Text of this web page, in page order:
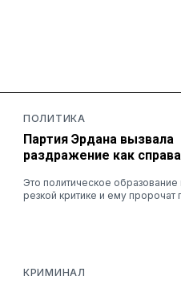
ПОЛИТИКА
Партия Эрдана вызвала
раздражение как
Это политическое образование
резкой критике и ему пророчат
КРИМИНАЛ